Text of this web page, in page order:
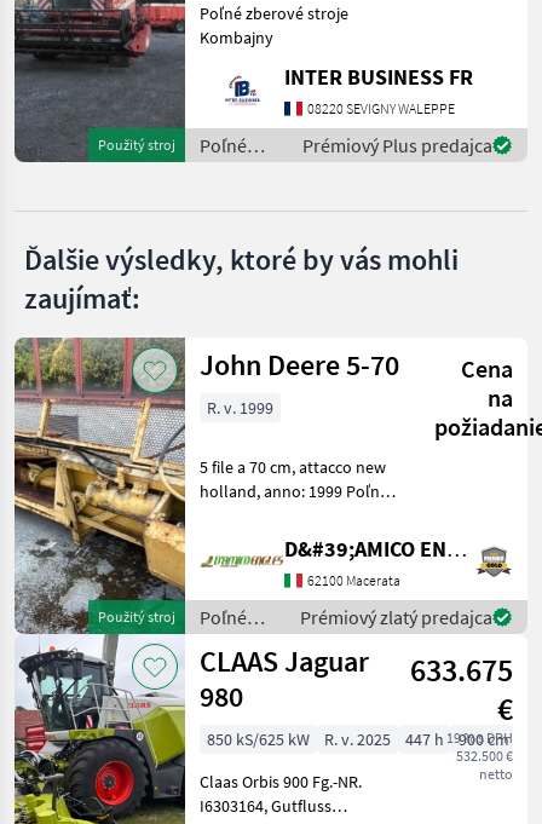
Zobraziť
všetkých
12
MARKETPLACE
Ponuky
Drobné
Použitý stroj
Poľné zberové stroje
Kombajny
INTER BUSINESS FR
08220 SEVIGNY WALEPPE
Poľné
zberové
Laverda
Prémiový Plus predajca
Ďalšie výsledky, ktoré by vás mohli
zaujímať:
Použitý stroj
John Deere 5-70
Cena
na
R. v. 1999
5 file a 70 cm, attacco new
holland, anno: 1999 Poľné
D&#39;AMICO ENGLES SRL
62100 Macerata
Poľné
zberové
stroje /
John
Deere
Prémiový zlatý predajca
CLAAS Jaguar
980
633.675
€
19 % s DPH
532.500 €
netto
850 kS/625 kW R. v. 2025 447 h
900 cm
Claas Orbis 900 Fg.-NR.
I6303164, Gutfluss